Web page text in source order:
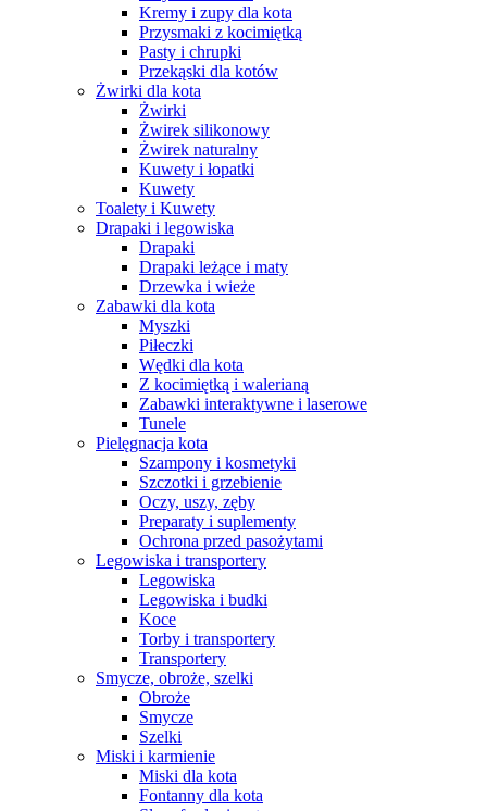
Kremy i zupy dla kota
Przysmaki z kocimiętką
Pasty i chrupki
Przekąski dla kotów
Żwirki dla kota
Żwirki
Żwirek silikonowy
Żwirek naturalny
Kuwety i łopatki
Kuwety
Toalety i Kuwety
Drapaki i legowiska
Drapaki
Drapaki leżące i maty
Drzewka i wieże
Zabawki dla kota
Myszki
Piłeczki
Wędki dla kota
Z kocimiętką i walerianą
Zabawki interaktywne i laserowe
Tunele
Pielęgnacja kota
Szampony i kosmetyki
Szczotki i grzebienie
Oczy, uszy, zęby
Preparaty i suplementy
Ochrona przed pasożytami
Legowiska i transportery
Legowiska
Legowiska i budki
Koce
Torby i transportery
Transportery
Smycze, obroże, szelki
Obroże
Smycze
Szelki
Miski i karmienie
Miski dla kota
Fontanny dla kota